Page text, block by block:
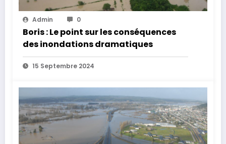
Admin 0
Boris : Le point sur les conséquences
des inondations dramatiques
15 Septembre 2024